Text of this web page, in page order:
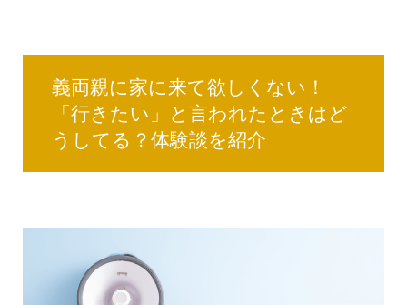
義両親に家に来て欲しくない！
「行きたい」と言われたときはど
うしてる？体験談を紹介